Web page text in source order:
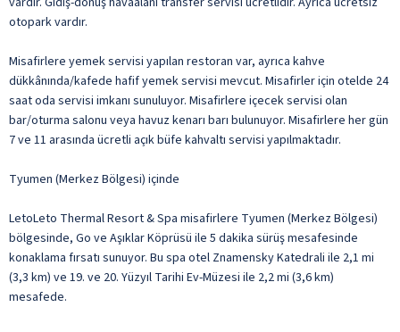
otopark vardır.
Misafirlere yemek servisi yapılan restoran var, ayrıca kahve
dükkânında/kafede hafif yemek servisi mevcut. Misafirler için otelde 24
saat oda servisi imkanı sunuluyor. Misafirlere içecek servisi olan
bar/oturma salonu veya havuz kenarı barı bulunuyor. Misafirlere her gün
7 ve 11 arasında ücretli açık büfe kahvaltı servisi yapılmaktadır.
Tyumen (Merkez Bölgesi) içinde
LetoLeto Thermal Resort & Spa misafirlere Tyumen (Merkez Bölgesi)
bölgesinde, Go ve Aşıklar Köprüsü ile 5 dakika sürüş mesafesinde
konaklama fırsatı sunuyor. Bu spa otel Znamensky Katedrali ile 2,1 mi
(3,3 km) ve 19. ve 20. Yüzyıl Tarihi Ev-Müzesi ile 2,2 mi (3,6 km)
mesafede.